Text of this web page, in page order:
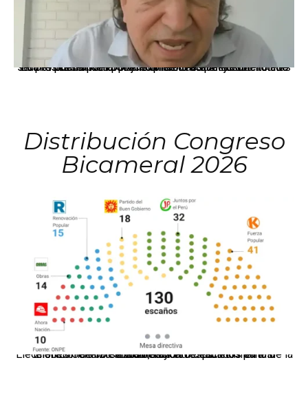
La presidenta Keiko Fujimori informó que la solicitud de indulto presentada por el expresidente Alejandro Toledo será evaluada por la Comisión de Gracias Presidenciales conforme al procedimiento establecido.
Distribución Congreso
Bicameral 2026
El JNE oficializó la distribución de escaños para la elección de 60 senadores y 130 diputados en las Elecciones Generales 2026, tras el restablecimiento de la Bicameralidad.